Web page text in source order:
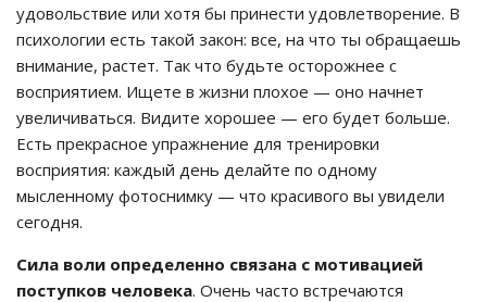
удовольствие или хотя бы принести удовлетворение. В
психологии есть такой закон: все, на что ты обращаешь
внимание, растет. Так что будьте осторожнее с
восприятием. Ищете в жизни плохое — оно начнет
увеличиваться. Видите хорошее — его будет больше.
Есть прекрасное упражнение для тренировки
восприятия: каждый день делайте по одному
мысленному фотоснимку — что красивого вы увидели
сегодня.
Сила воли определенно связана с мотивацией
поступков человека. Очень часто встречаются